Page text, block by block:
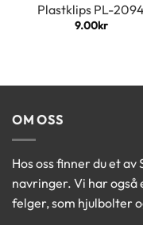
Plastklips PL-2094
9.00kr
OM OSS
Hos oss finner du et
navringer. Vi har også
felger, som hjulbolter